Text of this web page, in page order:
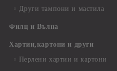
Други тампони и мастила
Филц и Вълна
Хартии,картони и други
Перлени хартии и картони